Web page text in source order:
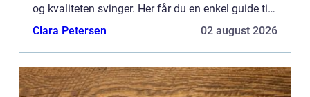
og kvaliteten svinger. Her får du en enkel guide til,
hvad god vinduespolering ...
Clara Petersen 02 august 2026